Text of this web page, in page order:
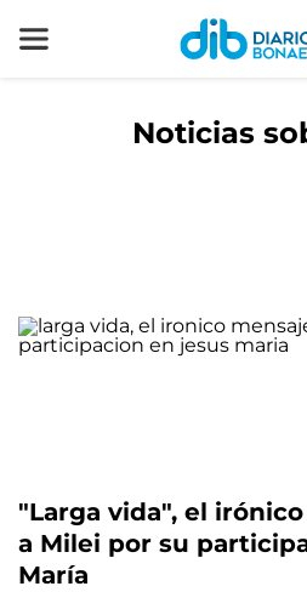
Noticias
"Larga vida", el
a Milei por su
María